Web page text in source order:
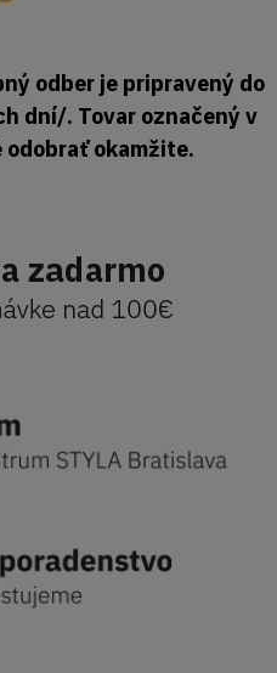
odber je pripravený do
dní/. Tovar označený v
odobrať okamžite.